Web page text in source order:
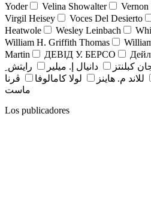
Yoder
Velina Showalter
Virgil Heisey
Voces Del Desierto
Heatwole
Wesley Leinbach
William H. Griffith Thomas
Martin
ДЕВІД У. БЕРСО
کبلنتز دانيال إ. ميلير
رايتش ِ
للاند م. هاينز لولا كامالوفا
ڤرنا
ماست
Los publicadores